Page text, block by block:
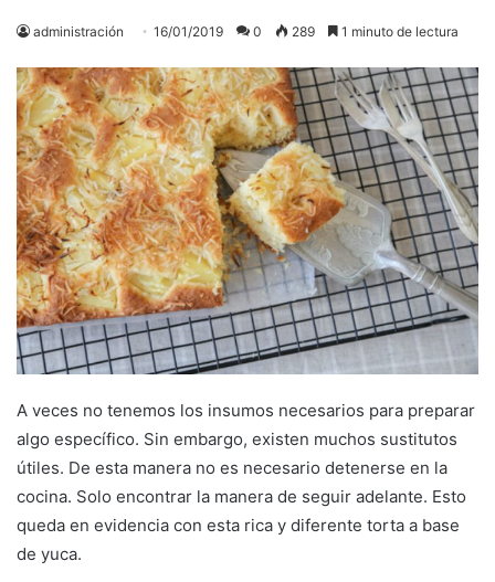
administración 16/01/2019 0 289 1 minuto de lectura
A veces no tenemos los insumos necesarios para preparar
algo específico. Sin embargo, existen muchos sustitutos
útiles. De esta manera no es necesario detenerse en la
cocina. Solo encontrar la manera de seguir adelante. Esto
queda en evidencia con esta rica y diferente torta a base
de yuca.